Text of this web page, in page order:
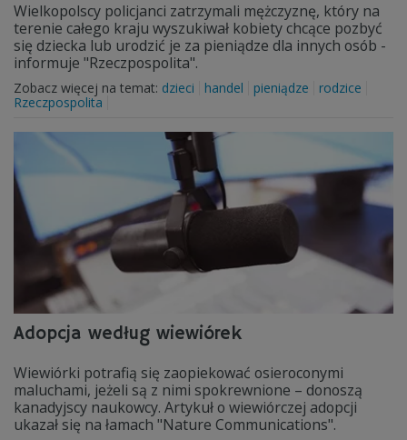
Wielkopolscy policjanci zatrzymali mężczyznę, który na
terenie całego kraju wyszukiwał kobiety chcące pozbyć
się dziecka lub urodzić je za pieniądze dla innych osób -
informuje "Rzeczpospolita".
Zobacz więcej na temat: dzieci handel pieniądze
rodzice
Rzeczpospolita
Adopcja według wiewiórek
Wiewiórki potrafią się zaopiekować osieroconymi
maluchami, jeżeli są z nimi spokrewnione – donoszą
kanadyjscy naukowcy. Artykuł o wiewiórczej adopcji
ukazał się na łamach "Nature Communications".